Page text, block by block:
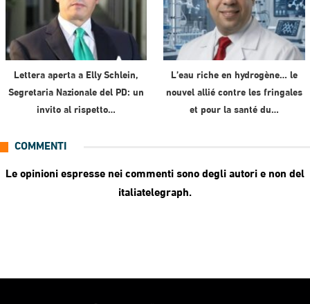
Lettera aperta a Elly Schlein,
Segretaria Nazionale del PD: un
invito al rispetto…
L’eau riche en hydrogène… le
nouvel allié contre les fringales
et pour la santé du…
COMMENTI
Le opinioni espresse nei commenti sono degli autori e non del
italiatelegraph.